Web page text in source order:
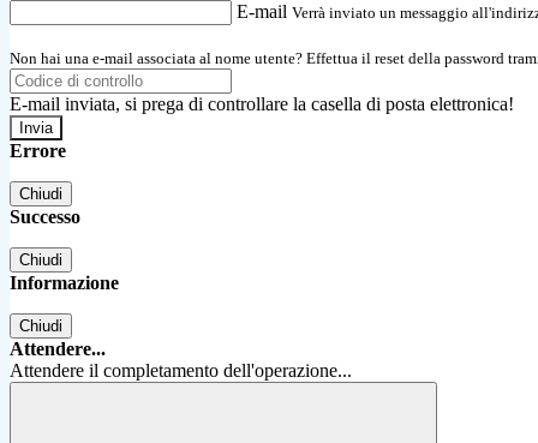
E-mail Verrà inviato un messaggio
Non hai una e-mail associata al nome utente? Effettua il reset della password
E-mail inviata, si prega di controllare la casella di posta elettronica!
Errore
Chiudi
Successo
Chiudi
Informazione
Chiudi
Attendere...
Attendere il completamento dell'operazione...